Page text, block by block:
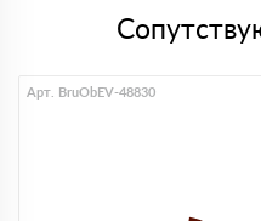
Арт. BruObEV-48830